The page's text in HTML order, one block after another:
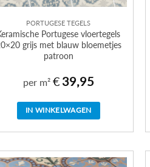
PORTUGESE TEGELS
Portugese vloertegels
grijs met blauw bloemetjes
patroon
per m² € 39,95
IN WINKELWAGEN